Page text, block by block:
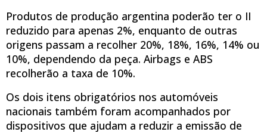
Produtos de produção argentina poderão ter o II
reduzido para apenas 2%, enquanto de outras
origens passam a recolher 20%, 18%, 16%, 14% ou
10%, dependendo da peça. Airbags e ABS
recolherão a taxa de 10%.
Os dois itens obrigatórios nos automóveis
nacionais também foram acompanhados por
dispositivos que ajudam a reduzir a emissão de